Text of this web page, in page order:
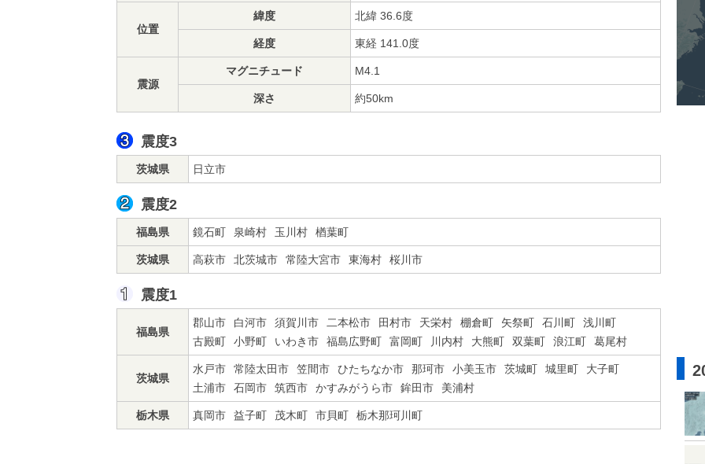
位置
緯度 北緯 36.6度
経度 東経 141.0度
震源
マグニチュード M4.1
深さ 約50km
震度3
茨城県 日立市
震度2
福島県 鏡石町 泉崎村 玉川村 楢葉町
茨城県 高萩市 北茨城市 常陸大宮市 東海村 桜川市
震度1
福島県
郡山市 白河市 須賀川市 二本松市 田村市 天栄村 棚倉町 矢祭町 石川町
浅川町
古殿町
小野町 いわき市 福島広野町 富岡町 川内村 大熊町 双葉町 浪江町 葛尾村
茨城県
水戸市 常陸太田市 笠間市 ひたちなか市 那珂市 小美玉市 茨城町 城里町
大子町
土浦市
石岡市 筑西市 かすみがうら市 鉾田市 美浦村
栃木県 真岡市 益子町 茂木町 市貝町 栃木那珂川町